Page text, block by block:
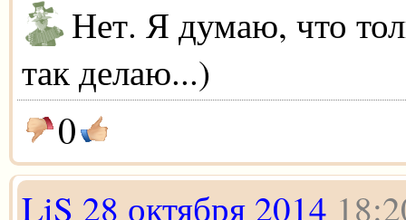
Нет. Я думаю, что
так делаю...)
0
LiS 28 октября 2014